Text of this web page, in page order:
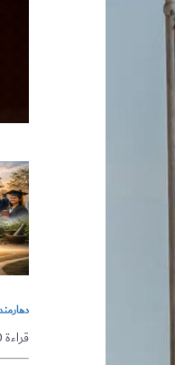
07 Aug 2026 | قراءة 10 دقائق